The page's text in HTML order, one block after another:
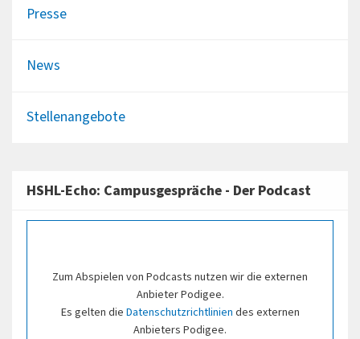
Presse
News
Stellenangebote
HSHL-Echo: Campusgespräche - Der Podcast
Zum Abspielen von Podcasts nutzen wir die externen
Anbieter Podigee.
Es gelten die Datenschutzrichtlinien des externen
Anbieters Podigee.